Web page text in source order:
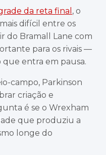
da reta final , o
difícil entre os
do Bramall Lane com
para os rivais —
entra em pausa.
campo, Parkinson
criação e
é se o Wrexham
que produziu a
longe do